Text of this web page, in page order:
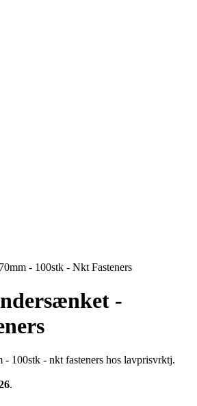
- 100stk - Nkt Fasteners
-
100stk - nkt fasteners hos lavprisvrktj.
.